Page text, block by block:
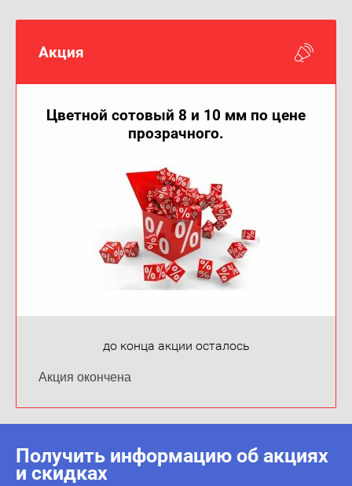
Акция
Цветной сотовый 8 и 10 мм по цене
прозрачного.
до конца акции осталось
Акция окончена
Получить информацию об акциях
и скидках